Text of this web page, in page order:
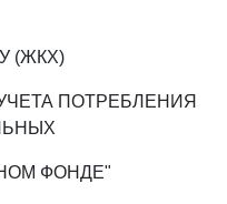
(ЖКХ)
ПОТРЕБЛЕНИЯ
ФОНДЕ"